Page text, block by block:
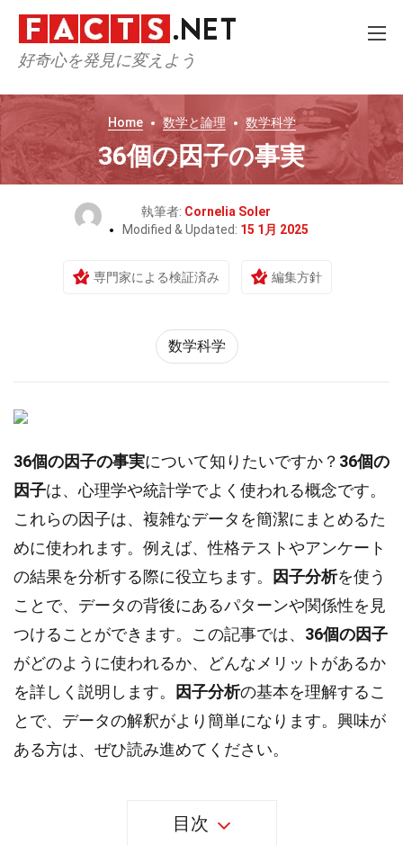
好奇心を発見に変えよう
Home 数学と論理 数学科学
36個の因子の事実
執筆者: Cornelia Soler
Modified & Updated: 15 1月 2025
専門家による検証済み 編集方針
数学科学
36個の因子の事実について知りたいですか？ 36個の
因子は、心理学や統計学でよく使われる概念です。
これらの因子は、複雑なデータを簡潔にまとめるた
めに使われます。例えば、性格テストやアンケート
の結果を分析する際に役立ちます。
因子分析を使う
ことで、データの背後にあるパターンや関係性を見
つけることができます。この記事では、 36個の因子
がどのように使われるか、どんなメリットがあるか
を詳しく説明します。
因子分析の基本を理解するこ
とで、データの解釈がより簡単になります。興味が
ある方は、ぜひ読み進めてください。
目次